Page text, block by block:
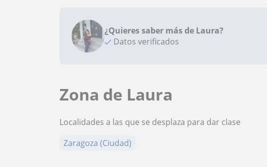
¿Quieres saber más de Laura?
Datos verificados
Zona de Laura
Localidades a las que se desplaza para dar clase
Zaragoza (Ciudad)